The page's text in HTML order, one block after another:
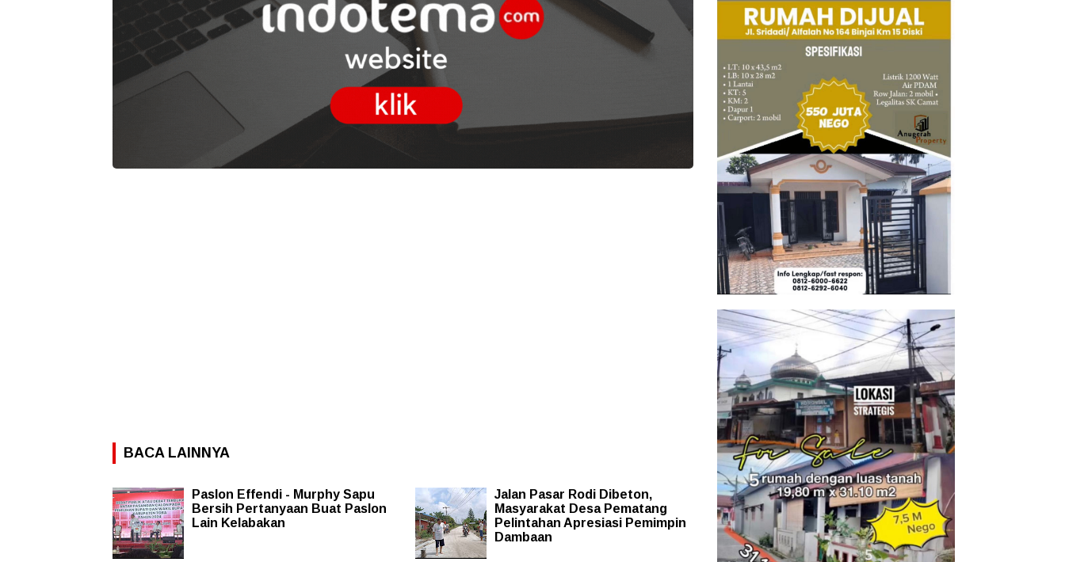
BACA LAINNYA
Paslon Effendi - Murphy Sapu
Bersih Pertanyaan Buat Paslon
Lain Kelabakan
Jalan Pasar Rodi Dibeton,
Masyarakat Desa Pematang
Pelintahan Apresiasi Pemimpin
Dambaan